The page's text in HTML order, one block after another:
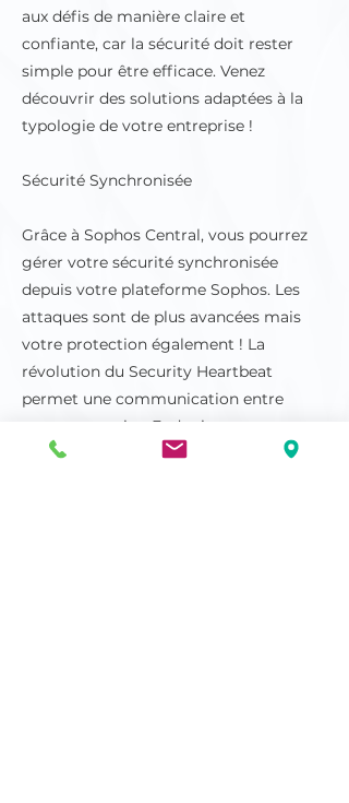
aux défis de manière claire et
confiante, car la sécurité doit rester
simple pour être efficace. Venez
découvrir des solutions adaptées à la
typologie de votre entreprise !
Sécurité Synchronisée
Grâce à Sophos Central, vous pourrez
gérer votre sécurité synchronisée
depuis votre plateforme Sophos. Les
attaques sont de plus avancées mais
votre protection également ! La
révolution du Security Heartbeat
permet une communication entre
votre protection Endpoint et vos
parefeux. Simple mais Efficace, votre